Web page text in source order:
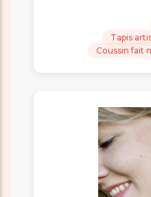
Tapis
Coussin fait